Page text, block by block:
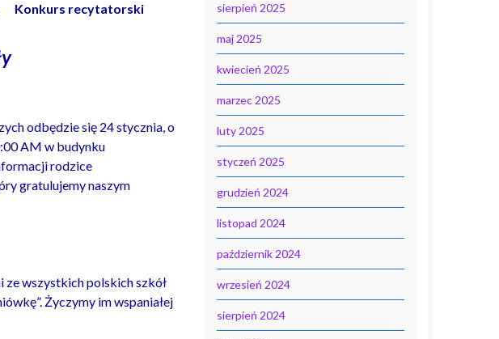
Konkurs recytatorski
odbędzie się 24 stycznia, o
AM w budynku
rodzice
gratulujemy naszym
wszystkich polskich szkół
Życzymy im wspaniałej
sierpień 2025
maj 2025
kwiecień 2025
marzec 2025
luty 2025
styczeń 2025
grudzień 2024
listopad 2024
październik 2024
wrzesień 2024
sierpień 2024